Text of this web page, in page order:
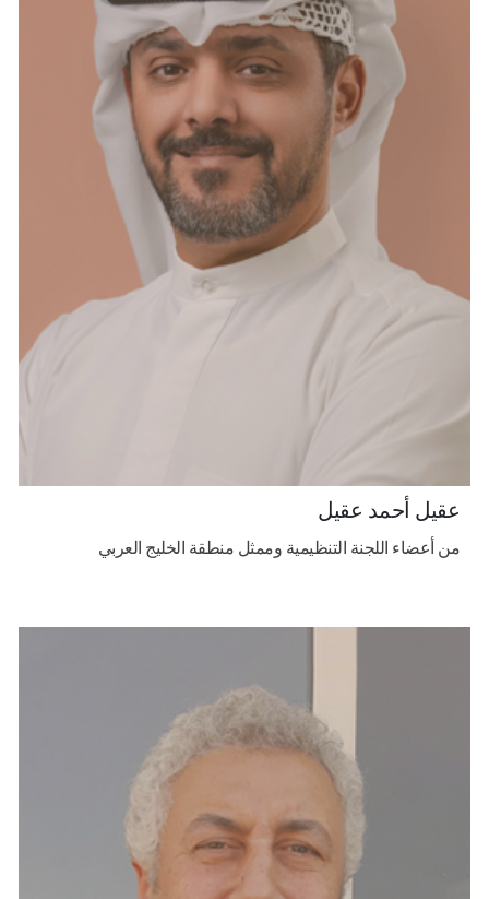
عقيل أحمد عقيل
من أعضاء اللجنة التنظيمية وممثل منطقة الخليج العربي